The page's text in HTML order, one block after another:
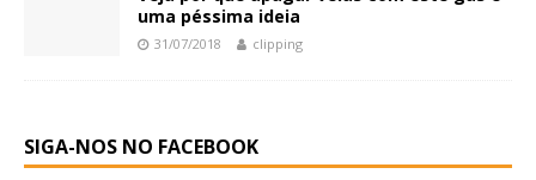
uma péssima ideia
31/07/2018 clipping
SIGA-NOS NO FACEBOOK